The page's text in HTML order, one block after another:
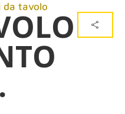
da tavolo